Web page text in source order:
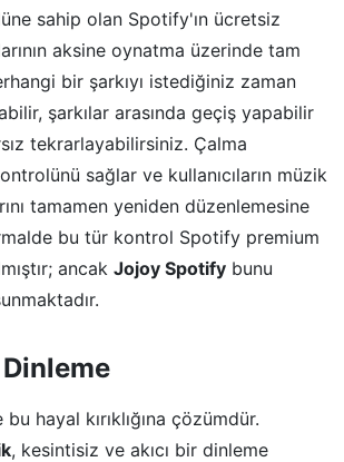
sahip olan Spotify'ın ücretsiz
aksine oynatma üzerinde tam
bir şarkıyı istediğiniz zaman
şarkılar arasında geçiş yapabilir
tekrarlayabilirsiniz. Çalma
sağlar ve kullanıcıların müzik
tamamen yeniden düzenlemesine
bu tür kontrol Spotify premium
ancak Jojoy Spotify bunu
Dinleme
bu hayal kırıklığına çözümdür.
, kesintisiz ve akıcı bir dinleme